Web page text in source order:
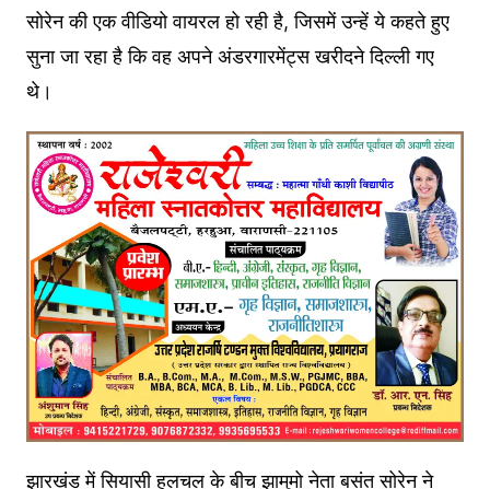
सोरेन की एक वीडियो वायरल हो रही है, जिसमें उन्हें ये कहते हुए
सुना जा रहा है कि वह अपने अंडरगारमेंट्स खरीदने दिल्ली गए
थे।
झारखंड में सियासी हलचल के बीच झामुमो नेता बसंत सोरेन ने